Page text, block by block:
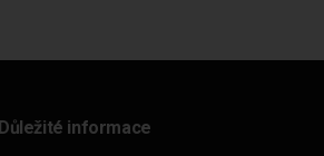
Důležité informace